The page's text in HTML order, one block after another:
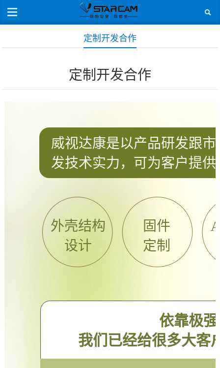
定制开发合作
定制开发合作
威视达康是以产品研发跟
发技术实力，可为客户提
外壳结构
设计
固件
定制
依靠极
我们已经给很多大客